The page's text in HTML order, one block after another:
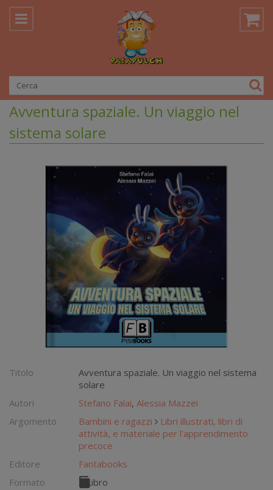
Avventura spaziale. Un viaggio nel
sistema solare
Titolo
Avventura spaziale. Un viaggio nel sistema
solare
Autori
Stefano Falai, Alessia Mazzei
Argomento
Bambini e ragazzi
Libri illustrati, libri di
attività, e materiale per l'apprendimento
precoce
Editore
Fantabooks
Formato
Libro